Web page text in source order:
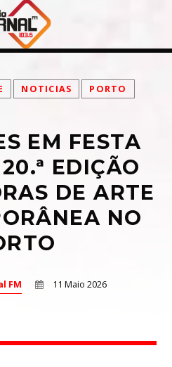
Twitter
NOTICIAS PORTO
EM FESTA
EDIÇÃO
DE ARTE
NO
FM 11 Maio 2026